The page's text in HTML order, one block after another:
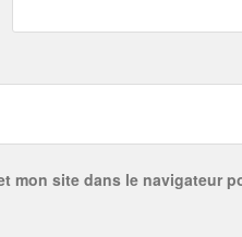
mon site dans le navigateur